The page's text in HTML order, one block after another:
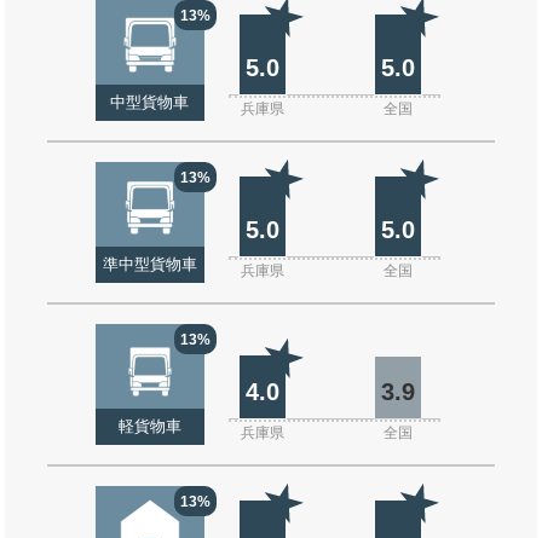
13%
中型貨物車
5.0 5.0
兵庫県 全国
13%
準中型貨物車
5.0 5.0
兵庫県 全国
13%
軽貨物車
4.0 3.9
兵庫県 全国
13%